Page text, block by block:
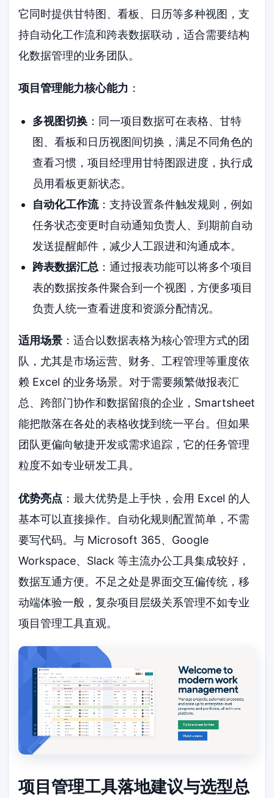
它同时提供甘特图、看板、日历等多种视图，支
持自动化工作流和跨表数据联动，适合需要结构
化数据管理的业务团队。
项目管理能力核心能力 ：
多视图切换：同一项目数据可在表格、甘特
图、看板和日历视图间切换，满足不同角色的
查看习惯，项目经理用甘特图跟进度，执行成
员用看板更新状态。
自动化工作流：支持设置条件触发规则，例如
任务状态变更时自动通知负责人、到期前自动
发送提醒邮件，减少人工跟进和沟通成本。
跨表数据汇总：通过报表功能可以将多个项目
表的数据按条件聚合到一个视图，方便多项目
负责人统一查看进度和资源分配情况。
适用场景 ：适合以数据表格为核心管理方式的团
队，尤其是市场运营、财务、工程管理等重度依
赖 Excel 的业务场景。对于需要频繁做报表汇
总、跨部门协作和数据留痕的企业，Smartsheet
能把散落在各处的表格收拢到统一平台。但如果
团队更偏向敏捷开发或需求追踪，它的任务管理
粒度不如专业研发工具。
优势亮点 ：最大优势是上手快，会用 Excel 的人
基本可以直接操作。自动化规则配置简单，不需
要写代码。与 Microsoft 365、Google
Workspace、Slack 等主流办公工具集成较好，
数据互通方便。不足之处是界面交互偏传统，移
动端体验一般，复杂项目层级关系管理不如专业
项目管理工具直观。
项目管理工具落地建议与选型总